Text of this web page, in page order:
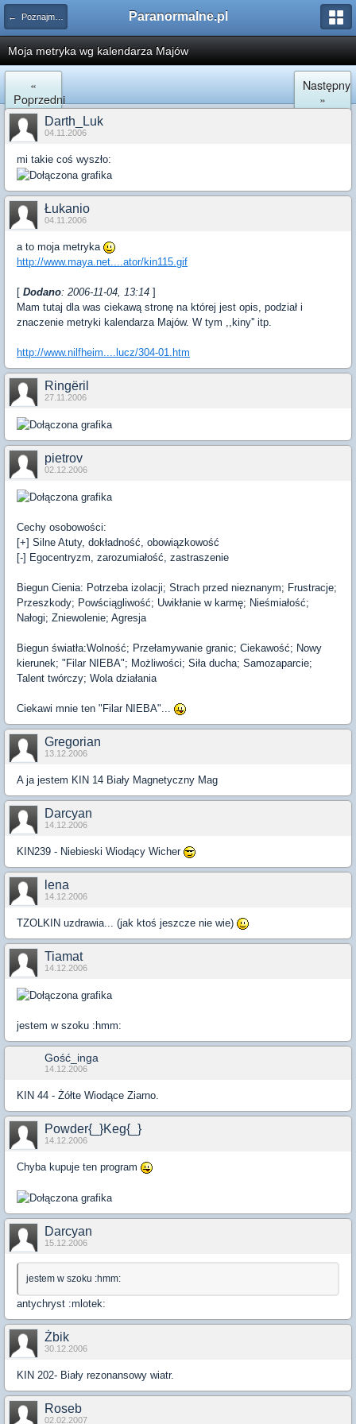
← Poznajmy się Paranormalne.pl
Moja metryka wg kalendarza Majów
«
Poprzedni
Następny
»
Darth_Luk
04.11.2006
mi takie coś wyszło:
Łukanio
04.11.2006
a to moja metryka
http://www.maya.net....ator/kin115.gif
[ Dodano: 2006-11-04, 13:14 ]
Mam tutaj dla was ciekawą stronę na której jest opis, podział i
znaczenie metryki kalendarza Majów. W tym ,,kiny'' itp.
http://www.nilfheim....lucz/304-01.htm
Ringëril
27.11.2006
pietrov
02.12.2006
Cechy osobowości:
[+] Silne Atuty, dokładność, obowiązkowość
[-] Egocentryzm, zarozumiałość, zastraszenie
Biegun Cienia: Potrzeba izolacji; Strach przed nieznanym; Frustracje;
Przeszkody; Powściągliwość; Uwikłanie w karmę; Nieśmiałość;
Nałogi; Zniewolenie; Agresja
Biegun światła:Wolność; Przełamywanie granic; Ciekawość; Nowy
kierunek; "Filar NIEBA"; Możliwości; Siła ducha; Samozaparcie;
Talent twórczy; Wola działania
Ciekawi mnie ten "Filar NIEBA"...
Gregorian
13.12.2006
A ja jestem KIN 14 Biały Magnetyczny Mag
Darcyan
14.12.2006
KIN239 - Niebieski Wiodący Wicher
lena
14.12.2006
TZOLKIN uzdrawia... (jak ktoś jeszcze nie wie)
Tiamat
14.12.2006
jestem w szoku :hmm:
Gość_inga
14.12.2006
KIN 44 - Żółte Wiodące Ziarno.
Powder{_}Keg{_}
14.12.2006
Chyba kupuje ten program
Darcyan
15.12.2006
jestem w szoku :hmm:
antychryst :mlotek:
Żbik
30.12.2006
KIN 202- Biały rezonansowy wiatr.
Roseb
02.02.2007